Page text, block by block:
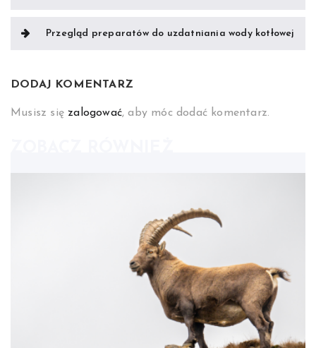
Przegląd preparatów do uzdatniania wody kotłowej
DODAJ KOMENTARZ
Musisz się zalogować, aby móc dodać komentarz.